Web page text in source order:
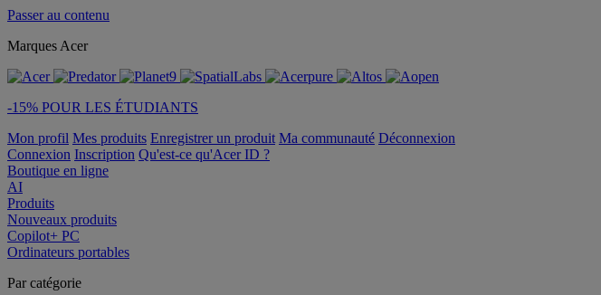
Passer au contenu
Marques Acer
-15% POUR LES ÉTUDIANTS
Mon profil Mes produits Enregistrer un produit Ma communauté Déconnexion
Connexion Inscription Qu'est-ce qu'Acer ID ?
Boutique en ligne
AI
Produits
Nouveaux produits
Copilot+ PC
Ordinateurs portables
Par catégorie